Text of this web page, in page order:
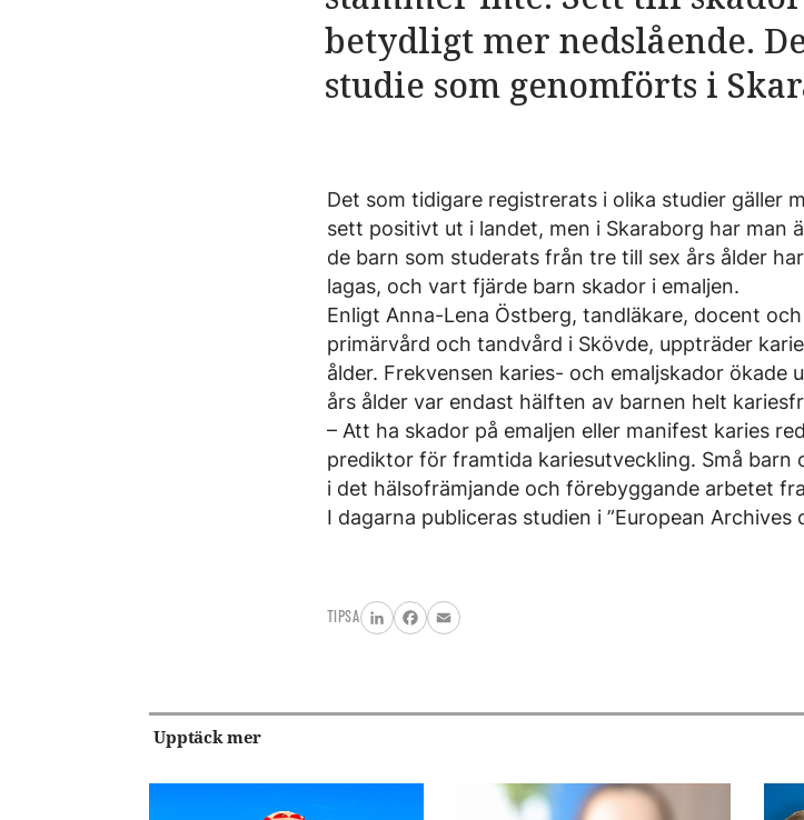
betydligt mer nedslående.
studie som genomförts i
Det som tidigare registrerats i olika studier gäller
sett positivt ut i landet, men i Skaraborg har man
de barn som studerats från tre till sex års ålder
lagas, och vart fjärde barn skador i emaljen.
Enligt Anna-Lena Östberg, tandläkare, docent
primärvård och tandvård i Skövde, uppträder
ålder. Frekvensen karies- och emaljskador ökade
års ålder var endast hälften av barnen helt
– Att ha skador på emaljen eller manifest karies
prediktor för framtida kariesutveckling. Små barn
i det hälsofrämjande och förebyggande arbetet
I dagarna publiceras studien i ”European Archives
TIPSA
LinkedInFacebook
Email
Upptäck mer